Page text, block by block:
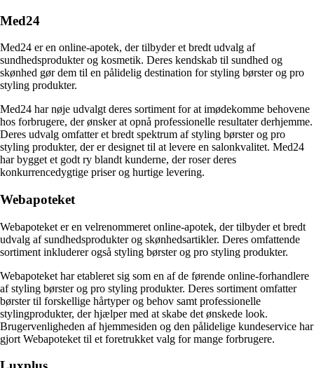
Med24
Med24 er en online-apotek, der tilbyder et bredt udvalg af
sundhedsprodukter og kosmetik. Deres kendskab til sundhed og
skønhed gør dem til en pålidelig destination for styling børster og pro
styling produkter.
Med24 har nøje udvalgt deres sortiment for at imødekomme behovene
hos forbrugere, der ønsker at opnå professionelle resultater derhjemme.
Deres udvalg omfatter et bredt spektrum af styling børster og pro
styling produkter, der er designet til at levere en salonkvalitet. Med24
har bygget et godt ry blandt kunderne, der roser deres
konkurrencedygtige priser og hurtige levering.
Webapoteket
Webapoteket er en velrenommeret online-apotek, der tilbyder et bredt
udvalg af sundhedsprodukter og skønhedsartikler. Deres omfattende
sortiment inkluderer også styling børster og pro styling produkter.
Webapoteket har etableret sig som en af de førende online-forhandlere
af styling børster og pro styling produkter. Deres sortiment omfatter
børster til forskellige hårtyper og behov samt professionelle
stylingprodukter, der hjælper med at skabe det ønskede look.
Brugervenligheden af ​​hjemmesiden og den pålidelige kundeservice har
gjort Webapoteket til et foretrukket valg for mange forbrugere.